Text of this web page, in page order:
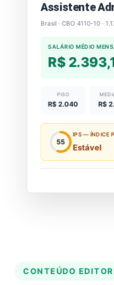
Assistente
Brasil · CBO 4110-10 ·
SALÁRIO MÉDIO
R$
PISO
R$ 2.040 R$
55
IPS — ÍNDICE
Estável
CONTEÚDO